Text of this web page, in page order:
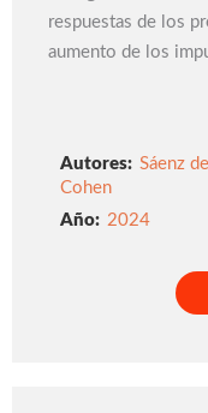
respuestas de los
aumento de los
Autores: Sáenz
Cohen
2024